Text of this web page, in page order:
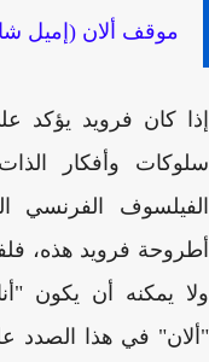
موقف ألان (إميل
كان فرويد يؤكد
وأفكار الذات
الفرنسي
فرويد هذه،
يمكنه أن يكون
في هذا الصدد على